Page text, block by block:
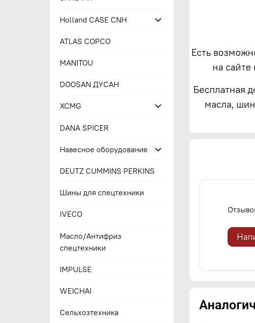
Есть
на
Бесплатная
масла,
Holland CASE CNH
ATLAS COPCO
MANITOU
DOOSAN ДУСАН
XCMG
DANA SPICER
Навесное оборудование
DEUTZ CUMMINS PERKINS
Шины для спецтехники
IVECO
Масло/Антифриз
спецтехники
IMPULSE
WEICHAI
Сельхозтехника